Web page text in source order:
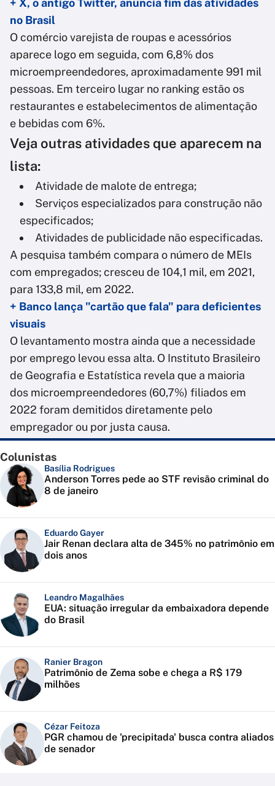
+ X, o antigo Twitter, anuncia fim das atividades
no Brasil
O comércio varejista de roupas e acessórios
aparece logo em seguida, com 6,8% dos
microempreendedores, aproximadamente 991 mil
pessoas. Em terceiro lugar no ranking estão os
restaurantes e estabelecimentos de alimentação
e bebidas com 6%.
Veja outras atividades que aparecem na
lista:
Atividade de malote de entrega;
Serviços especializados para construção não
especificados;
Atividades de publicidade não especificadas.
A pesquisa também compara o número de MEIs
com empregados; cresceu de 104,1 mil, em 2021,
para 133,8 mil, em 2022.
+ Banco lança "cartão que fala" para deficientes
visuais
O levantamento mostra ainda que a necessidade
por emprego levou essa alta. O Instituto Brasileiro
de Geografia e Estatística revela que a maioria
dos microempreendedores (60,7%) filiados em
2022 foram demitidos diretamente pelo
empregador ou por justa causa.
Colunistas
Basília Rodrigues
Anderson Torres pede ao STF revisão criminal do
8 de janeiro
Eduardo Gayer
Jair Renan declara alta de 345% no patrimônio em
dois anos
Leandro Magalhães
EUA: situação irregular da embaixadora depende
do Brasil
Ranier Bragon
Patrimônio de Zema sobe e chega a R$ 179
milhões
Cézar Feitoza
PGR chamou de 'precipitada' busca contra aliados
de senador